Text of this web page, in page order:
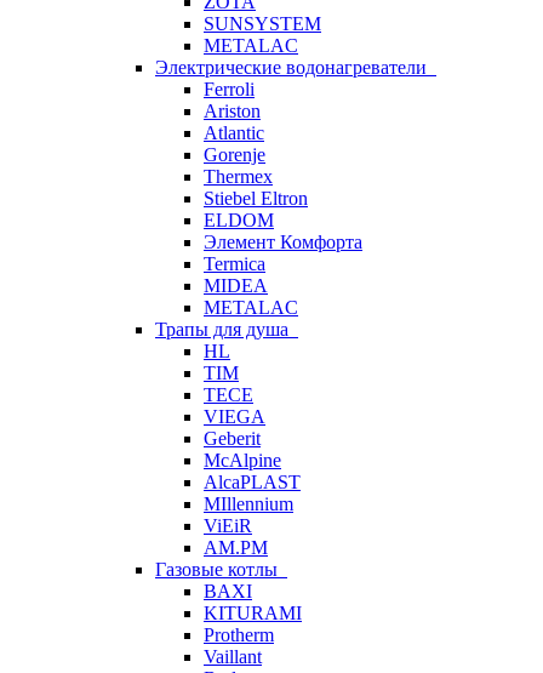
SUNSYSTEM
METALAC
Электрические водонагреватели
Ferroli
Ariston
Atlantic
Gorenje
Thermex
Stiebel Eltron
ELDOM
Элемент Комфорта
Termica
MIDEA
METALAC
Трапы для душа
HL
TIM
TECE
VIEGA
Geberit
McAlpine
AlcaPLAST
MIllennium
ViEiR
AM.PM
Газовые котлы
BAXI
KITURAMI
Protherm
Vaillant